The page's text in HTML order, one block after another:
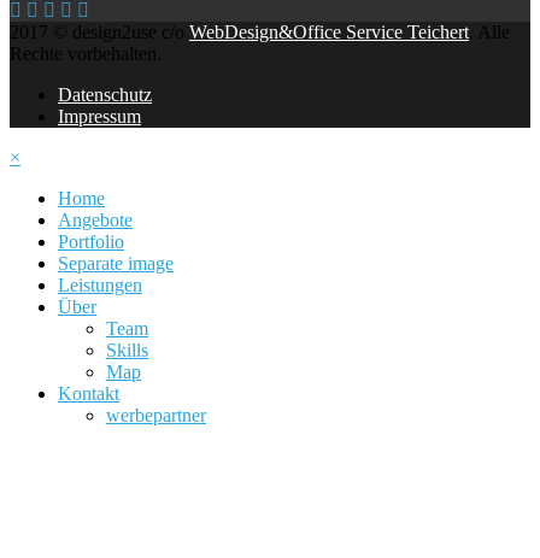
2017 © design2use c/o WebDesign&Office Service Teichert . Alle
Rechte vorbehalten.
Datenschutz
Impressum
×
Home
Angebote
Portfolio
Separate image
Leistungen
Über
Team
Skills
Map
Kontakt
werbepartner